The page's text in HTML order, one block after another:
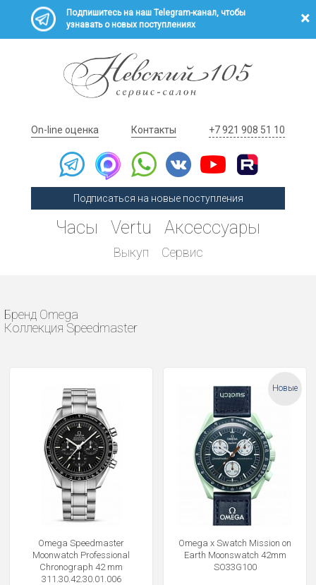
Подпишитесь на наш Telegram-канал, чтобы
узнавать о новых поступлениях
On-line оценка Контакты +7 921 908 51 10
Подписаться на новые поступления
Часы Vertu Аксессуары
Выкуп Сервис
Бренд Omega
Коллекция Speedmaster
Omega Speedmaster
Moonwatch Professional
Chronograph 42 mm
311.30.42.30.01.006
Новые
Omega x Swatch Mission on
Earth Moonswatch 42mm
SO33G100